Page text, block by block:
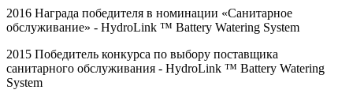
2016 Награда победителя в номинации «Санитарное
обслуживание» - HydroLink ™ Battery Watering System
2015 Победитель конкурса по выбору поставщика
санитарного обслуживания - HydroLink ™ Battery Watering
System